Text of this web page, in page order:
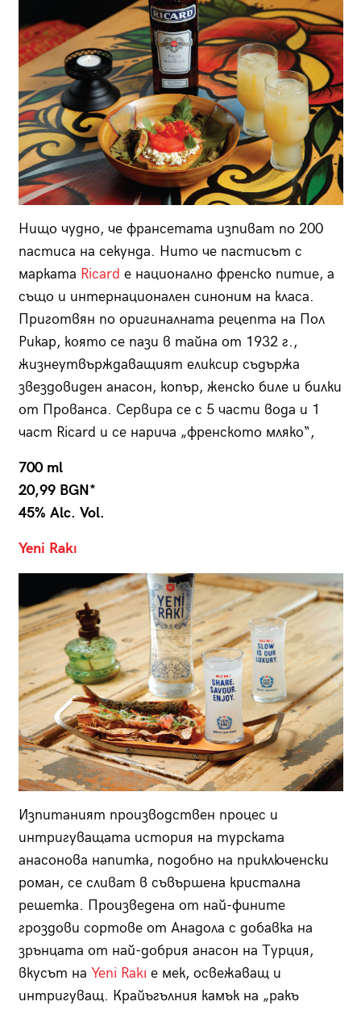
Нищо чудно, че франсетата изпиват по 200
пастиса на секунда. Нито че пастисът с
марката Ricard е национално френско питие, а
също и интернационален синоним на класа.
Приготвян по оригиналната рецепта на Пол
Рикар, която се пази в тайна от 1932 г.,
жизнеутвърждаващият еликсир съдържа
звездовиден анасон, копър, женско биле и билки
от Прованса. Сервира се с 5 части вода и 1
част Ricard и се нарича „френското мляко“,
700 ml
20,99 BGN*
45% Alc. Vol.
Yeni Rakı
Изпитаният производствен процес и
интригуващата история на турската
анасонова напитка, подобно на приключенски
роман, се сливат в съвършена кристална
решетка. Произведена от най-фините
гроздови сортове от Анадола с добавка на
зрънцата от най-добрия анасон на Турция,
вкусът на Yeni Rakı е мек, освежаващ и
интригуващ. Крайъгълния камък на „ракъ